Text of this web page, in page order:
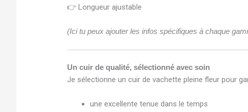
👉 Longueur ajustable
(Ici tu peux ajouter les infos spécifiques à chaque
Un cuir de qualité, sélectionné avec soin
Je sélectionne un cuir de vachette pleine fleur pour
une excellente tenue dans le temps